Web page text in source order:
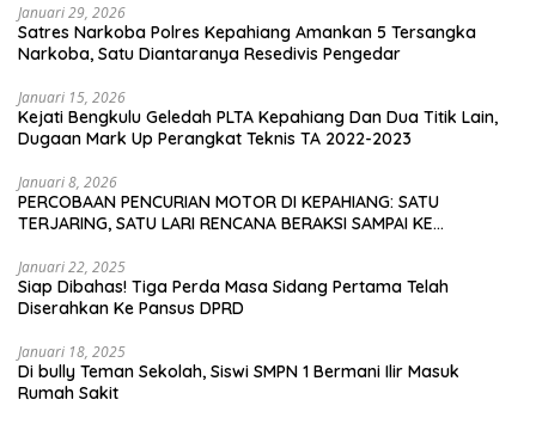
Januari 29, 2026
Satres Narkoba Polres Kepahiang Amankan 5 Tersangka
Narkoba, Satu Diantaranya Resedivis Pengedar
Januari 15, 2026
Kejati Bengkulu Geledah PLTA Kepahiang Dan Dua Titik Lain,
Dugaan Mark Up Perangkat Teknis TA 2022-2023
Januari 8, 2026
PERCOBAAN PENCURIAN MOTOR DI KEPAHIANG: SATU
TERJARING, SATU LARI RENCANA BERAKSI SAMPAI KE
Januari 22, 2025
Siap Dibahas! Tiga Perda Masa Sidang Pertama Telah
Diserahkan Ke Pansus DPRD
Januari 18, 2025
Di bully Teman Sekolah, Siswi SMPN 1 Bermani Ilir Masuk
Rumah Sakit